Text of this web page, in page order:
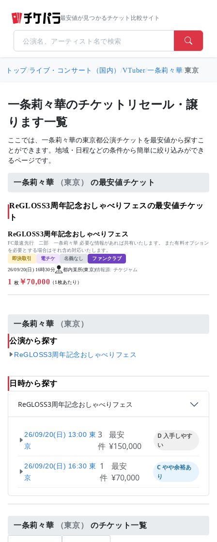
最安値が見つかるチケット比較サイト
トップ/ライブ・コンサート（国内） /VTuber/一条莉々華/東京
一条莉々華のチケットリセール・譲
ります一覧
ここでは、一条莉々華の東京都公演チケットを最安値から探すこ
とができます。地域・日程などの条件から簡単に絞り込みができ
るページです。
一条莉々華 （東京） の最安値チケット
ReGLOSS3周年記念おしゃべりフェスの最安値チケッ
ト
ReGLOSS3周年記念おしゃべりフェス
FC最速先行 二部 一条莉々華 必要な情報があれば共有いたします。 また有料オプション
を必要とする場合はそれ含め対応いたします。
即決取引
電チケ 名義なし ファンクラブ
26/09/20(日) 16時30分 都内某所(東京)情報源: チケジャム
1 枚￥70,000 （1枚あたり）
一条莉々華 （東京）
公演から探す
ReGLOSS3周年記念おしゃべりフェス
日時から探す
ReGLOSS3周年記念おしゃべりフェス
26/09/20(日) 13:00 東
京
3
件
最安
¥150,000
D 入手しやす
い
26/09/20(日) 16:30 東
京
1
件
最安
¥70,000
C やや余裕あ
り
一条莉々華 （東京） のチケット一覧